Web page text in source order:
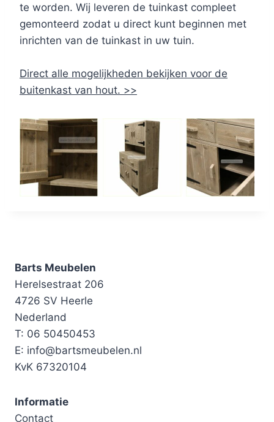
te worden. Wij leveren de tuinkast compleet
gemonteerd zodat u direct kunt beginnen met
inrichten van de tuinkast in uw tuin.
Direct alle mogelijkheden bekijken voor de
buitenkast van hout. >>
Barts Meubelen
Herelsestraat 206
4726 SV Heerle
Nederland
T: 06 50450453
E: info@bartsmeubelen.nl
KvK 67320104
Informatie
Contact